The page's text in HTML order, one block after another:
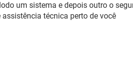
um sistema e depois outro o
técnica perto de você